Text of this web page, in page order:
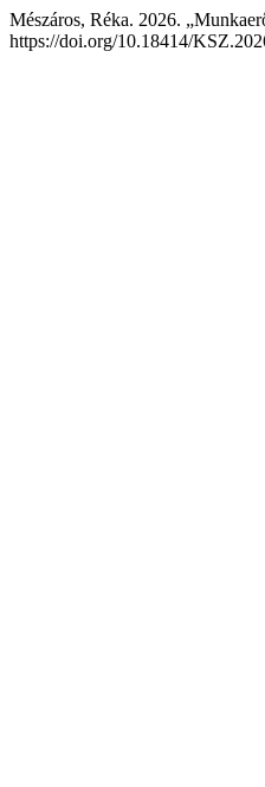
Mészáros, Réka. 2026.
https://doi.org/10.18414/